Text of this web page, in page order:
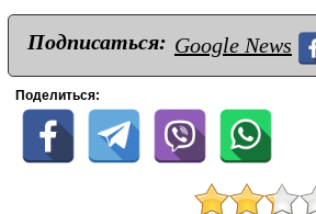
Подписаться: Google News
Поделиться: